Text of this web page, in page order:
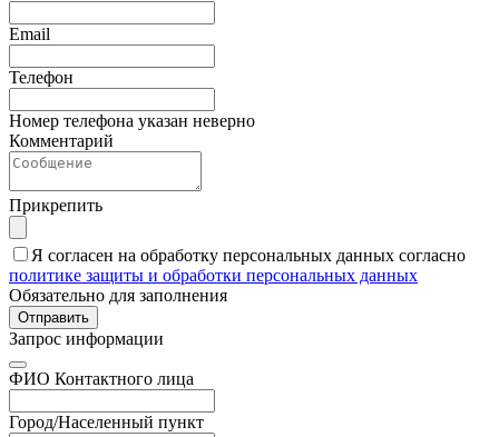
Email
Телефон
Номер телефона указан неверно
Комментарий
Прикрепить
Я согласен на обработку персональных данных согласно
политике защиты и обработки персональных данных
Обязательно для заполнения
Отправить
Запрос информации
ФИО Контактного лица
Город/Населенный пункт